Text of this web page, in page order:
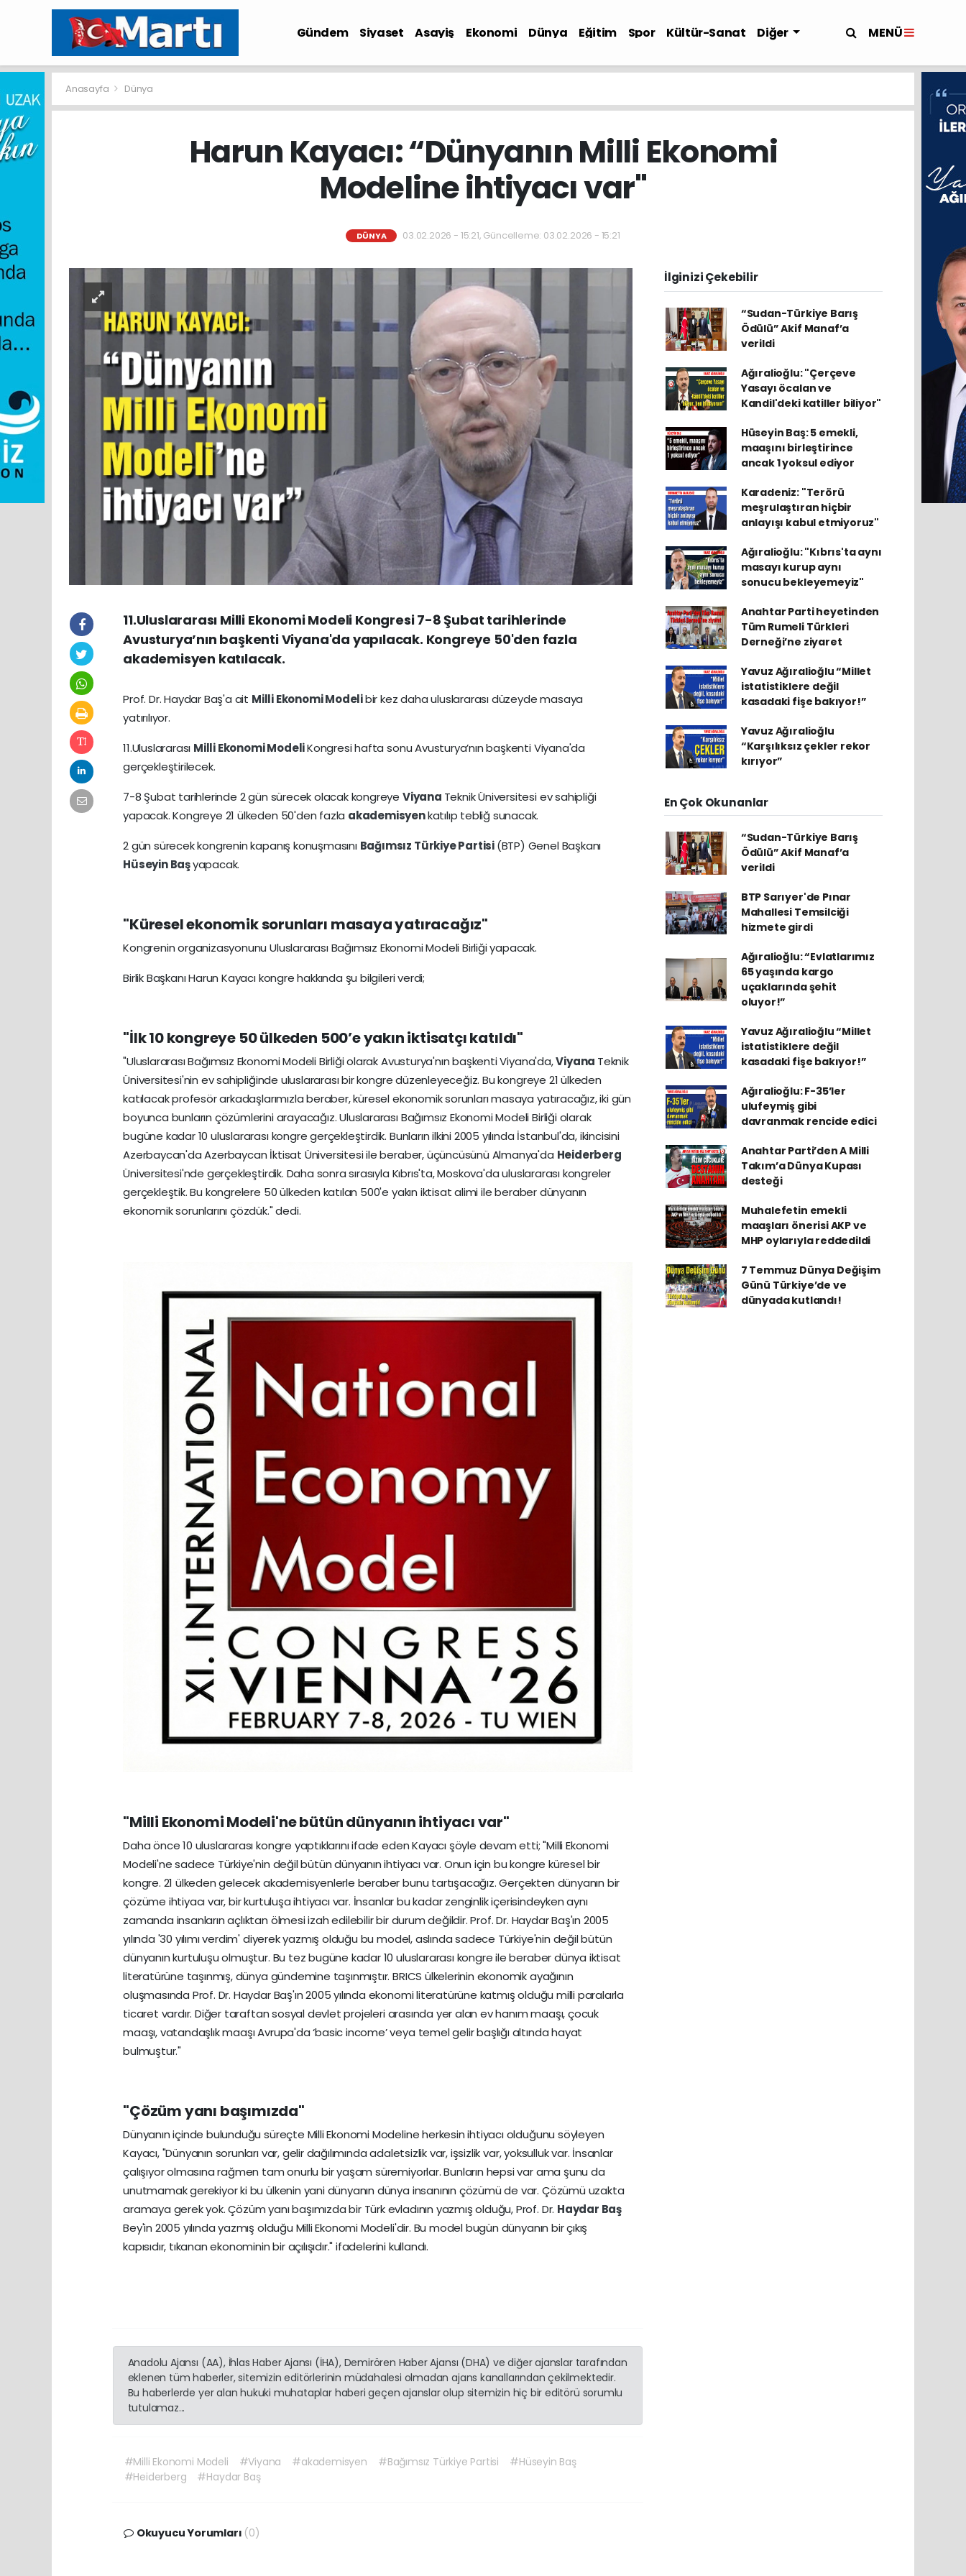
Gündem Siyaset Asayiş Ekonomi Dünya Eğitim Spor Kültür-Sanat Diğer MENÜ
Anasayfa Dünya
Harun Kayacı: “Dünyanın Milli Ekonomi
Modeline ihtiyacı var"
DÜNYA 03.02.2026 - 15:21, Güncelleme: 03.02.2026 - 15:21
11.Uluslararası Milli Ekonomi Modeli Kongresi 7-8 Şubat tarihlerinde
Avusturya’nın başkenti Viyana'da yapılacak. Kongreye 50'den fazla
akademisyen katılacak.
Prof. Dr. Haydar Baş'a ait Milli Ekonomi Modelibir kez daha uluslararası düzeyde masaya
yatırılıyor.
11.Uluslararası Milli Ekonomi ModeliKongresi hafta sonu Avusturya’nın başkenti Viyana'da
gerçekleştirilecek.
7-8 Şubat tarihlerinde 2 gün sürecek olacak kongreye Viyana Teknik Üniversitesi ev sahipliği
yapacak. Kongreye 21 ülkeden 50'den fazla akademisyenkatılıp tebliğ sunacak.
2 gün sürecek kongrenin kapanış konuşmasını Bağımsız Türkiye Partisi(BTP) Genel Başkanı
Hüseyin Başyapacak.
"Küresel ekonomik sorunları masaya yatıracağız"
Kongrenin organizasyonunu Uluslararası Bağımsız Ekonomi Modeli Birliği yapacak.
Birlik Başkanı Harun Kayacı kongre hakkında şu bilgileri verdi;
"İlk 10 kongreye 50 ülkeden 500’e yakın iktisatçı katıldı"
"Uluslararası Bağımsız Ekonomi Modeli Birliği olarak Avusturya'nın başkenti Viyana'da,Viyana Teknik
Üniversitesi'nin ev sahipliğinde uluslararası bir kongre düzenleyeceğiz. Bu kongreye 21 ülkeden
katılacak profesör arkadaşlarımızla beraber, küresel ekonomik sorunları masaya yatıracağız, iki gün
boyunca bunların çözümlerini arayacağız. Uluslararası Bağımsız Ekonomi Modeli Birliği olarak
bugüne kadar 10 uluslararası kongre gerçekleştirdik. Bunların ilkini 2005 yılında İstanbul'da, ikincisini
Azerbaycan'da Azerbaycan İktisat Üniversitesi ile beraber, üçüncüsünü Almanya'da Heiderberg
Üniversitesi'nde gerçekleştirdik. Daha sonra sırasıyla Kıbrıs'ta, Moskova'da uluslararası kongreler
gerçekleştik. Bu kongrelere 50 ülkeden katılan 500'e yakın iktisat alimi ile beraber dünyanın
ekonomik sorunlarını çözdük." dedi.
"Milli Ekonomi Modeli'ne bütün dünyanın ihtiyacı var"
Daha önce 10 uluslararası kongre yaptıklarını ifade eden Kayacı şöyle devam etti; "Milli Ekonomi
Modeli'ne sadece Türkiye'nin değil bütün dünyanın ihtiyacı var. Onun için bu kongre küresel bir
kongre. 21 ülkeden gelecek akademisyenlerle beraber bunu tartışacağız. Gerçekten dünyanın bir
çözüme ihtiyacı var, bir kurtuluşa ihtiyacı var. İnsanlar bu kadar zenginlik içerisindeyken aynı
zamanda insanların açlıktan ölmesi izah edilebilir bir durum değildir. Prof. Dr. Haydar Baş'ın 2005
yılında '30 yılımı verdim' diyerek yazmış olduğu bu model, aslında sadece Türkiye'nin değil bütün
dünyanın kurtuluşu olmuştur. Bu tez bugüne kadar 10 uluslararası kongre ile beraber dünya iktisat
literatürüne taşınmış, dünya gündemine taşınmıştır. BRICS ülkelerinin ekonomik ayağının
oluşmasında Prof. Dr. Haydar Baş'ın 2005 yılında ekonomi literatürüne katmış olduğu milli paralarla
ticaret vardır. Diğer taraftan sosyal devlet projeleri arasında yer alan ev hanım maaşı, çocuk
maaşı, vatandaşlık maaşı Avrupa'da ‘basic income’ veya temel gelir başlığı altında hayat
bulmuştur."
"Çözüm yanı başımızda"
Dünyanın içinde bulunduğu süreçte Milli Ekonomi Modeline herkesin ihtiyacı olduğunu söyleyen
Kayacı, "Dünyanın sorunları var, gelir dağılımında adaletsizlik var, işsizlik var, yoksulluk var. İnsanlar
çalışıyor olmasına rağmen tam onurlu bir yaşam süremiyorlar. Bunların hepsi var ama şunu da
unutmamak gerekiyor ki bu ülkenin yani dünyanın dünya insanının çözümü de var. Çözümü uzakta
aramaya gerek yok. Çözüm yanı başımızda bir Türk evladının yazmış olduğu, Prof. Dr. Haydar Baş
Bey'in 2005 yılında yazmış olduğu Milli Ekonomi Modeli'dir. Bu model bugün dünyanın bir çıkış
kapısıdır, tıkanan ekonominin bir açılışıdır." ifadelerini kullandı.
Anadolu Ajansı (AA), İhlas Haber Ajansı (İHA), Demirören Haber Ajansı (DHA) ve diğer ajanslar tarafından
eklenen tüm haberler, sitemizin editörlerinin müdahalesi olmadan ajans kanallarından çekilmektedir.
Bu haberlerde yer alan hukuki muhataplar haberi geçen ajanslar olup sitemizin hiç bir editörü sorumlu
tutulamaz...
#Milli Ekonomi Modeli #Viyana #akademisyen #Bağımsız Türkiye Partisi
#Hüseyin Baş
#Heiderberg
#Haydar Baş
Okuyucu Yorumları (0)
İlginizi Çekebilir
“Sudan-Türkiye Barış
Ödülü” Akif Manaf’a
verildi
Ağıralioğlu: "Çerçeve
Yasayı öcalan ve
Kandil'deki katiller biliyor"
Hüseyin Baş: 5 emekli,
maaşını birleştirince
ancak 1 yoksul ediyor
Karadeniz: "Terörü
meşrulaştıran hiçbir
anlayışı kabul etmiyoruz"
Ağıralioğlu: "Kıbrıs'ta aynı
masayı kurup aynı
sonucu bekleyemeyiz"
Anahtar Parti heyetinden
Tüm Rumeli Türkleri
Derneği’ne ziyaret
Yavuz Ağıralioğlu “Millet
istatistiklere değil
kasadaki fişe bakıyor!”
Yavuz Ağıralioğlu
“Karşılıksız çekler rekor
kırıyor”
En Çok Okunanlar
“Sudan-Türkiye Barış
Ödülü” Akif Manaf’a
verildi
BTP Sarıyer'de Pınar
Mahallesi Temsilciği
hizmete girdi
Ağıralioğlu: “Evlatlarımız
65 yaşında kargo
uçaklarında şehit
oluyor!”
Yavuz Ağıralioğlu “Millet
istatistiklere değil
kasadaki fişe bakıyor!”
Ağıralioğlu: F-35’ler
ulufeymiş gibi
davranmak rencide edici
Anahtar Parti’den A Milli
Takım’a Dünya Kupası
desteği
Muhalefetin emekli
maaşları önerisi AKP ve
MHP oylarıyla reddedildi
7 Temmuz Dünya Değişim
Günü Türkiye’de ve
dünyada kutlandı!